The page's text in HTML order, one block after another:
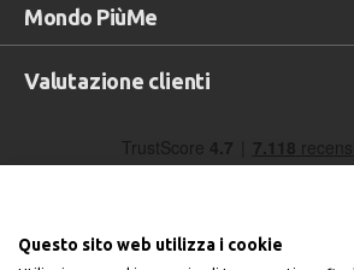
Mondo PiùMe
Valutazione clienti
Questo sito web utilizza i cookie